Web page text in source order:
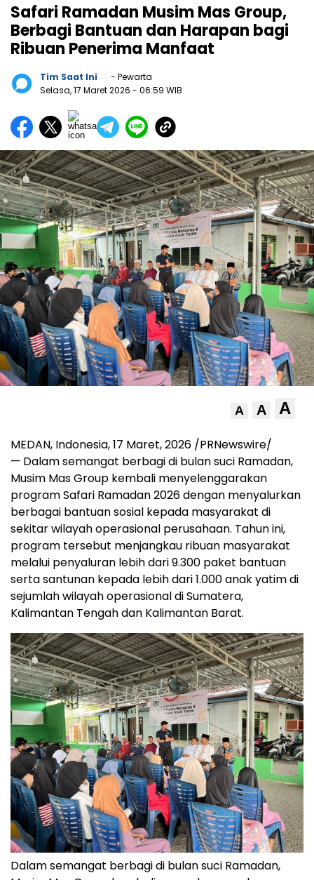
Safari Ramadan Musim Mas Group,
Berbagi Bantuan dan Harapan bagi
Ribuan Penerima Manfaat
Tim Saat Ini
- Pewarta
Selasa, 17 Maret 2026 - 06:59 WIB
A A A
MEDAN, Indonesia, 17 Maret, 2026 /PRNewswire/
— Dalam semangat berbagi di bulan suci Ramadan,
Musim Mas Group kembali menyelenggarakan
program Safari Ramadan 2026 dengan menyalurkan
berbagai bantuan sosial kepada masyarakat di
sekitar wilayah operasional perusahaan. Tahun ini,
program tersebut menjangkau ribuan masyarakat
melalui penyaluran lebih dari 9.300 paket bantuan
serta santunan kepada lebih dari 1.000 anak yatim di
sejumlah wilayah operasional di Sumatera,
Kalimantan Tengah dan Kalimantan Barat.
Dalam semangat berbagi di bulan suci Ramadan,